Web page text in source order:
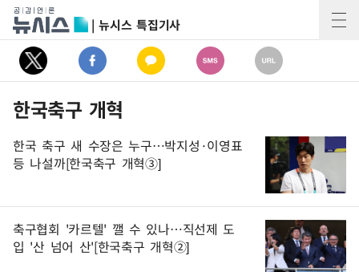
| 뉴시스 특집기사
한국축구 개혁
한국 축구 새 수장은 누구…박지성·이영표
등 나설까[한국축구 개혁③]
축구협회 '카르텔' 깰 수 있나…직선제 도
입 '산 넘어 산'[한국축구 개혁②]